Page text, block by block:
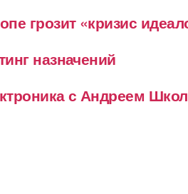
грозит «кризис
назначений
с Андреем